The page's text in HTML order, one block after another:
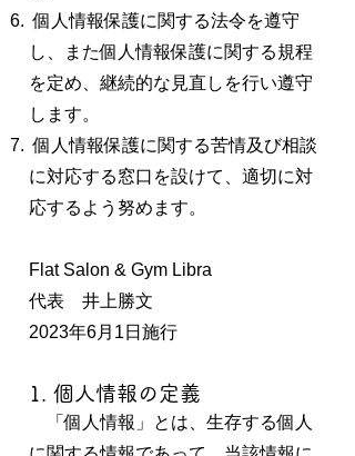
個人情報保護に関する法令を遵守
し、また個人情報保護に関する規程
を定め、継続的な見直しを行い遵守
します。
個人情報保護に関する苦情及び相談
に対応する窓口を設けて、適切に対
応するよう努めます。
Flat Salon & Gym Libra
代表 井上勝文
2023年6月1日施行
1. 個人情報の定義
「個人情報」とは、生存する個人